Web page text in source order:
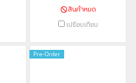
สินค้าหมด
เปรียบเทียบ
Pre-Order